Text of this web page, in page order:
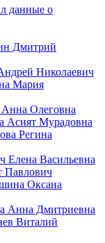
данные о
Дмитрий
Николаевич
Мария
Олеговна
Асият Мурадовна
Регина
Елена Васильевна
Павлович
Оксана
Анна Дмитриевна
Виталий